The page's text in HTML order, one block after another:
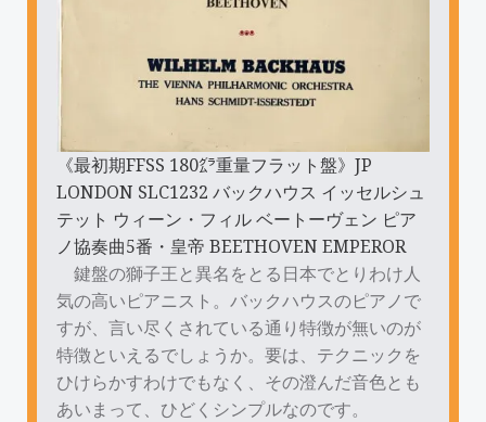
《最初期FFSS 180㌘重量フラット盤》JP
LONDON SLC1232 バックハウス イッセルシュ
テット ウィーン・フィル ベートーヴェン ピア
ノ協奏曲5番・皇帝 BEETHOVEN EMPEROR
鍵盤の獅子王と異名をとる日本でとりわけ人
気の高いピアニスト。バックハウスのピアノで
すが、言い尽くされている通り特徴が無いのが
特徴といえるでしょうか。要は、テクニックを
ひけらかすわけでもなく、その澄んだ音色とも
あいまって、ひどくシンプルなのです。